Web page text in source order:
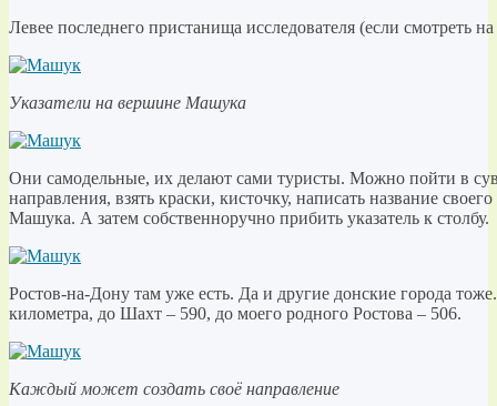
Левее последнего пристанища исследователя (если смотреть
Указатели на вершине Машука
Они самодельные, их делают сами туристы. Можно пойти в
направления, взять краски, кисточку, написать название
Машука. А затем собственноручно прибить указатель к столбу.
Ростов-на-Дону там уже есть. Да и другие донские города
километра, до Шахт – 590, до моего родного Ростова – 506.
Каждый может создать своё направление